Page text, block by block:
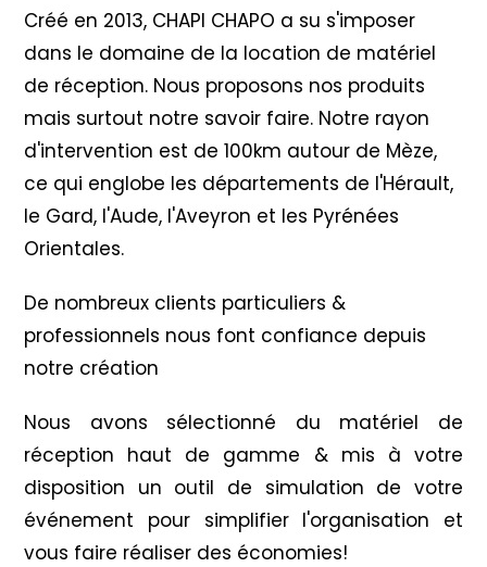
Créé en 2013, CHAPI CHAPO a su s'imposer
dans le domaine de la location de matériel
de réception. Nous proposons nos produits
mais surtout notre savoir faire. Notre rayon
d'intervention est de 100km autour de Mèze,
ce qui englobe les départements de l'Hérault,
le Gard, l'Aude, l'Aveyron et les Pyrénées
Orientales.
De nombreux clients particuliers &
professionnels nous font confiance depuis
notre création
Nous avons sélectionné du matériel de
réception haut de gamme & mis à votre
disposition un outil de simulation de votre
événement pour simplifier l'organisation et
vous faire réaliser des économies!